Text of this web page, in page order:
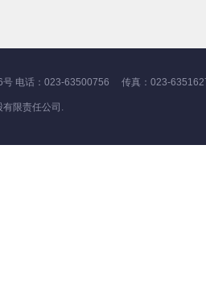
号 电话：023-63500756 传真：023-
有限责任公司.